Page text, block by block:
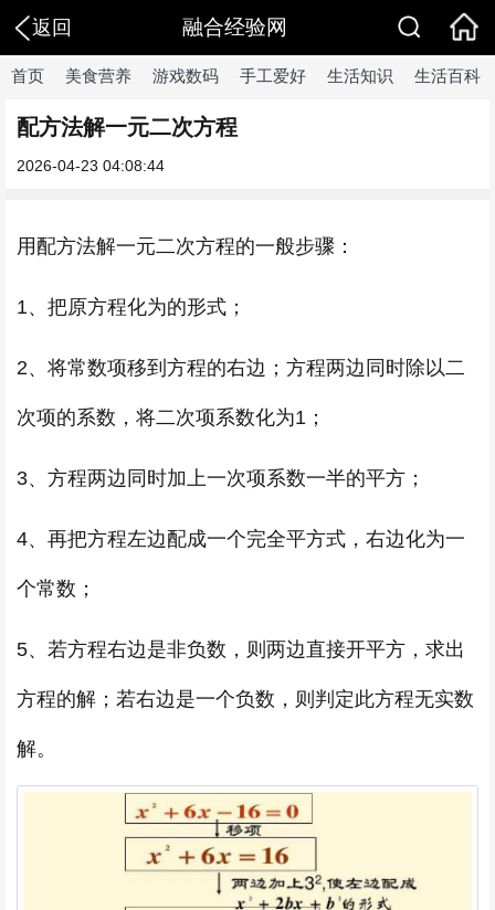
返回 融合经验网
首页 美食营养 游戏数码 手工爱好 生活知识 生活百科
配方法解一元二次方程
2026-04-23 04:08:44
用配方法解一元二次方程的一般步骤：
1、把原方程化为的形式；
2、将常数项移到方程的右边；方程两边同时除以二
次项的系数，将二次项系数化为1；
3、方程两边同时加上一次项系数一半的平方；
4、再把方程左边配成一个完全平方式，右边化为一
个常数；
5、若方程右边是非负数，则两边直接开平方，求出
方程的解；若右边是一个负数，则判定此方程无实数
解。